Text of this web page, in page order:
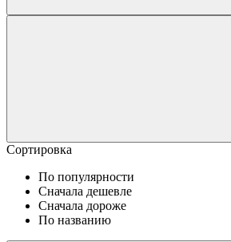
Сортировка
По популярности
Сначала дешевле
Сначала дороже
По названию